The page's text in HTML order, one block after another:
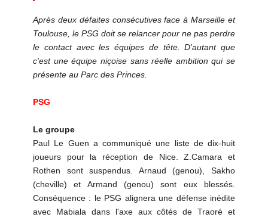
Après deux défaites consécutives face à Marseille et
Toulouse, le PSG doit se relancer pour ne pas perdre
le contact avec les équipes de tête. D'autant que
c'est une équipe niçoise sans réelle ambition qui se
présente au Parc des Princes.
PSG
Le groupe
Paul Le Guen a communiqué une liste de dix-huit
joueurs pour la réception de Nice. Z.Camara et
Rothen sont suspendus. Arnaud (genou), Sakho
(cheville) et Armand (genou) sont eux blessés.
Conséquence : le PSG alignera une défense inédite
avec Mabiala dans l'axe aux côtés de Traoré et